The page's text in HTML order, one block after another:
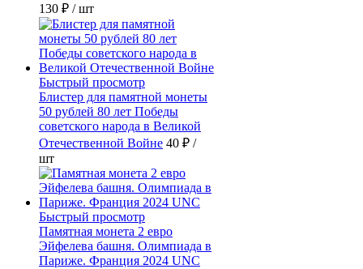
130 ₽ / шт
Быстрый просмотр
Блистер для памятной монеты
50 рублей 80 лет Победы
советского народа в Великой
Отечественной Войне 40 ₽ /
шт
Быстрый просмотр
Памятная монета 2 евро
Эйфелева башня. Олимпиада в
Париже. Франция 2024 UNC